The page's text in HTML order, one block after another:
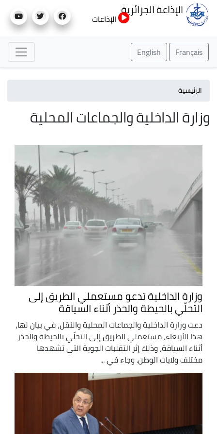
إلى
الإذاعة الجزائرية
الإذاعات
Français
English
الرئيسية
وزارة الداخلية والجماعات المحلية
وزارة الداخلية تدعو مستعملي الطريق إلى
التحلّي بالحيطة والحذر أثناء السياقة
دعت وزارة الداخلية والجماعات المحلية والنقل، في بيان لها،
هذا الأربعاء، مستعملي الطريق إلى التحلّي بالحيطة والحذر
أثناء السياقة، وذلك إثر التقلبات الجوية التي تشهدها
مختلف ولايات الوطن. وجاء في ...